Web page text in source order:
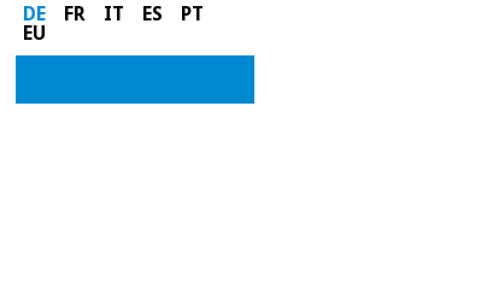
DE FR IT ES
PT
EU